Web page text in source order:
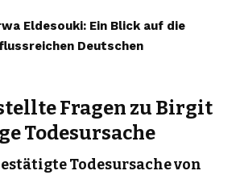
Eldesouki: Ein Blick auf die
Deutschen
Fragen zu Birgit
Todesursache
Todesursache von